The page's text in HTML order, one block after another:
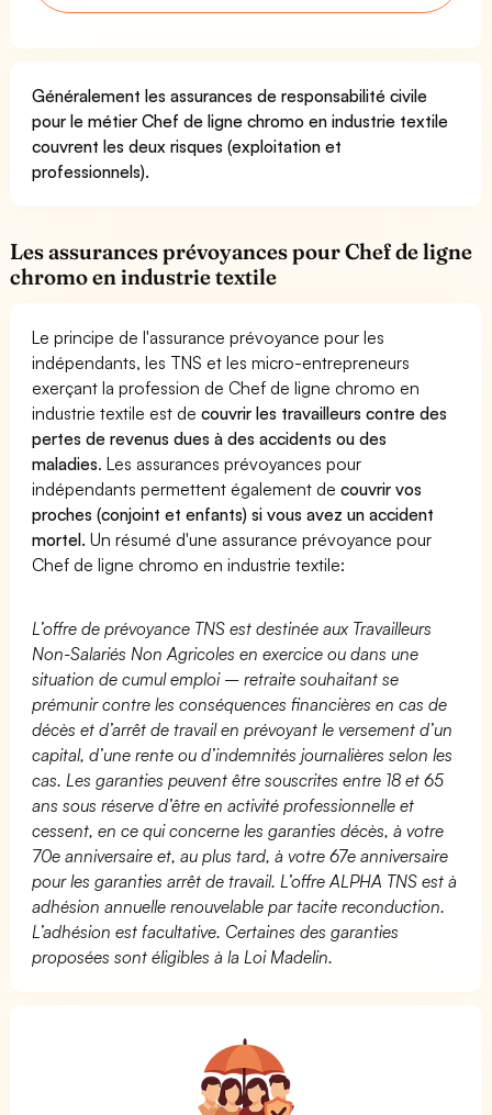
Généralement les assurances de responsabilité civile
pour le métier Chef de ligne chromo en industrie textile
couvrent les deux risques (exploitation et
professionnels).
Les assurances prévoyances pour Chef de ligne
chromo en industrie textile
Le principe de l'assurance prévoyance pour les
indépendants, les TNS et les micro-entrepreneurs
exerçant la profession de Chef de ligne chromo en
industrie textile est decouvrir les travailleurs contre des
pertes de revenus dues à des accidents ou des
maladies. Les assurances prévoyances pour
indépendants permettent également decouvrir vos
proches (conjoint et enfants) si vous avez un accident
mortel. Un résumé d'une assurance prévoyance pour
Chef de ligne chromo en industrie textile:
L’offre de prévoyance TNS est destinée aux Travailleurs
Non-Salariés Non Agricoles en exercice ou dans une
situation de cumul emploi – retraite souhaitant se
prémunir contre les conséquences financières en cas de
décès et d’arrêt de travail en prévoyant le versement d’un
capital, d’une rente ou d’indemnités journalières selon les
cas. Les garanties peuvent être souscrites entre 18 et 65
ans sous réserve d’être en activité professionnelle et
cessent, en ce qui concerne les garanties décès, à votre
70e anniversaire et, au plus tard, à votre 67e anniversaire
pour les garanties arrêt de travail. L’offre ALPHA TNS est à
adhésion annuelle renouvelable par tacite reconduction.
L’adhésion est facultative. Certaines des garanties
proposées sont éligibles à la Loi Madelin.